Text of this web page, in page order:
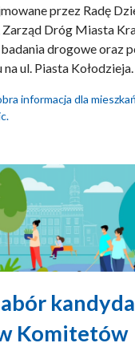
przez Radę
Dróg Miasta
drogowe oraz
ul. Piasta Kołodzieja.
informacja dla
Komitetów